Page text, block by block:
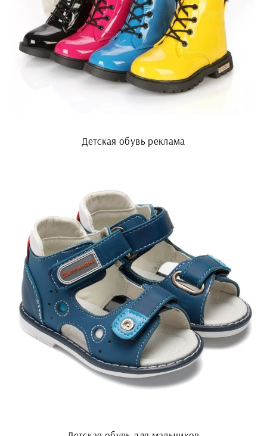
Детская обувь реклама